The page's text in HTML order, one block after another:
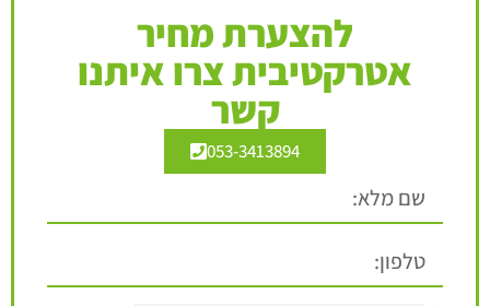
להצערת מחיר
אטרקטיבית צרו איתנו
קשר
053-3413894